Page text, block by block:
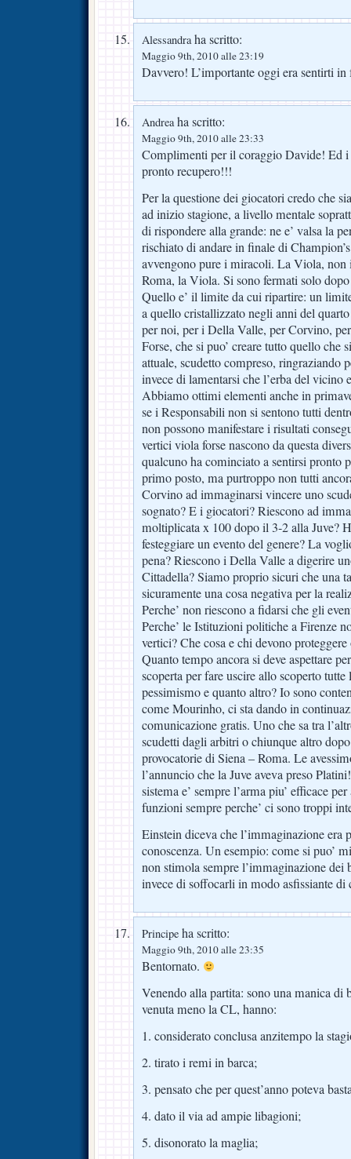
Alessandraha scritto:
Maggio 9th, 2010 alle 23:19
Davvero! L’importante oggi era sentirti in
Andreaha scritto:
Maggio 9th, 2010 alle 23:33
Complimenti per il coraggio Davide! Ed
pronto recupero!!!
Per la questione dei giocatori credo che
ad inizio stagione, a livello mentale
di rispondere alla grande: ne e’ valsa la
rischiato di andare in finale di
avvengono pure i miracoli. La Viola, non
Roma, la Viola. Si sono fermati solo
Quello e’ il limite da cui ripartire: un
a quello cristallizzato negli anni del
per noi, per i Della Valle, per Corvino,
Forse, che si puo’ creare tutto quello che
attuale, scudetto compreso, ringraziando
invece di lamentarsi che l’erba del vicino
Abbiamo ottimi elementi anche in
se i Responsabili non si sentono tutti
non possono manifestare i risultati
vertici viola forse nascono da questa
qualcuno ha cominciato a sentirsi pronto
primo posto, ma purtroppo non tutti
Corvino ad immaginarsi vincere uno
sognato? E i giocatori? Riescono ad
moltiplicata x 100 dopo il 3-2 alla Juve?
festeggiare un evento del genere? La
pena? Riescono i Della Valle a digerire
Cittadella? Siamo proprio sicuri che una
sicuramente una cosa negativa per la
Perche’ non riescono a fidarsi che gli
Perche’ le Istituzioni politiche a Firenze
vertici? Che cosa e chi devono
Quanto tempo ancora si deve aspettare
scoperta per fare uscire allo scoperto
pessimismo e quanto altro? Io sono
come Mourinho, ci sta dando in
comunicazione gratis. Uno che sa tra
scudetti dagli arbitri o chiunque altro
provocatorie di Siena – Roma. Le
l’annuncio che la Juve aveva preso
sistema e’ sempre l’arma piu’ efficace
funzioni sempre perche’ ci sono troppi
Einstein diceva che l’immaginazione era
conoscenza. Un esempio: come si puo’
non stimola sempre l’immaginazione dei
invece di soffocarli in modo asfissiante
Principe ha scritto:
Maggio 9th, 2010 alle 23:35
Bentornato.
Venendo alla partita: sono una manica di
venuta meno la CL, hanno:
1. considerato conclusa anzitempo la
2. tirato i remi in barca;
3. pensato che per quest’anno poteva
4. dato il via ad ampie libagioni;
5. disonorato la maglia;